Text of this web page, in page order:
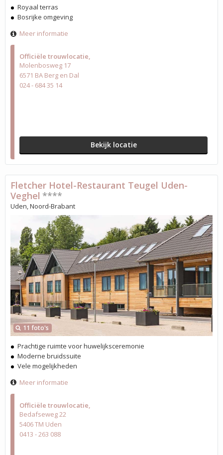
Officiële trouwlocatie
Molenbosweg 17
6571 BA Berg en Dal
024 - 684 35 14
Bekijk locatie
Royaal terras
Bosrijke omgeving
Meer informatie
Officiële trouwlocatie
Bedafseweg 22
5406 TM Uden
0413 - 263 088
11 foto's
Fletcher Hotel-Restaurant Teugel Uden-
Veghel ****
Uden, Noord-Brabant
Prachtige ruimte voor huwelijksceremonie
Moderne bruidssuite
Vele mogelijkheden
Meer informatie